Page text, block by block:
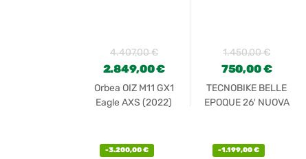
4.407,00€
2.849,00€
Orbea OIZ M11 GX1
Eagle AXS (2022)
1.450,00€
750,00€
TECNOBIKE BELLE
EPOQUE 26′ NUOVA
-3.200,00€ -1.199,00€